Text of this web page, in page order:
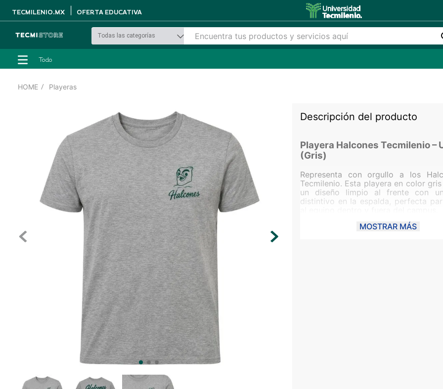
TECMILENIO.MX OFERTA EDUCATIVA
Todo
Playeras
Descripción del producto
Playera Halcones Tecmilenio –
(Gris)
Representa con orgullo a los
Tecmilenio. Esta playera en color
un diseño limpio al frente con
distintivo en la espalda, perfecta
Confeccionada en algodón
MOSTRAR MÁS